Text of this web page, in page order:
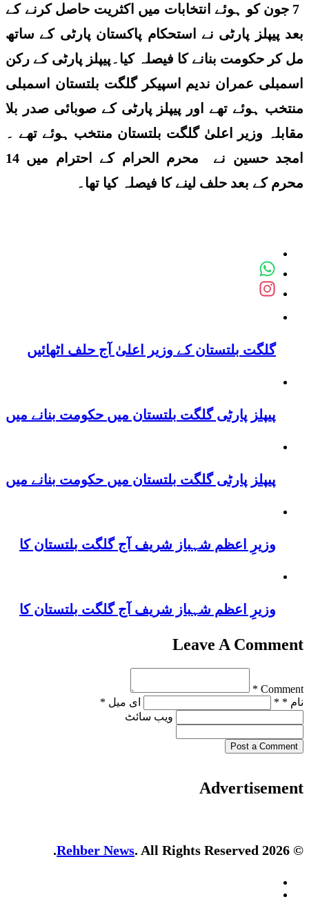
7 جون کو ہوئے انتخابات میں اکثریت حاصل کرنے کے
بعد پیپلز پارٹی نے استحکام پاکستان پارٹی کے ساتھ
مل کر حکومت بنانے کا فیصلہ کیا۔پیپلز پارٹی کے رکن
اسمبلی عمران ندیم اسپیکر گلگت بلتستان اسمبلی
منتخب ہوئے تھے اور پیپلز پارٹی کے صوبائی صدر بلا
مقابلہ وزیر اعلیٰ گلگت بلتستان منتخب ہوئے تھے ۔
امجد حسین نے محرم الحرام کے احترام میں 14
محرم کے بعد حلف لینے کا فیصلہ کیا تھا۔
گلگت بلتستان کے وزیر اعلیٰ آج حلف اٹھائیں
پیپلز پارٹی گلگت بلتستان میں حکومت بنانے میں
پیپلز پارٹی گلگت بلتستان میں حکومت بنانے میں
وزیرِ اعظم شہباز شریف آج گلگت بلتستان کا
وزیرِ اعظم شہباز شریف آج گلگت بلتستان کا
Leave A Comment
Comment *
نام * *
ای میل *
ویب‌ سائٹ
Post a Comment
Advertisement
© 2026
Rehber News. All Rights Reserved.